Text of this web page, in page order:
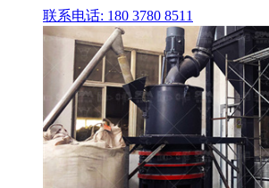
联系电话: 180 3780 8511